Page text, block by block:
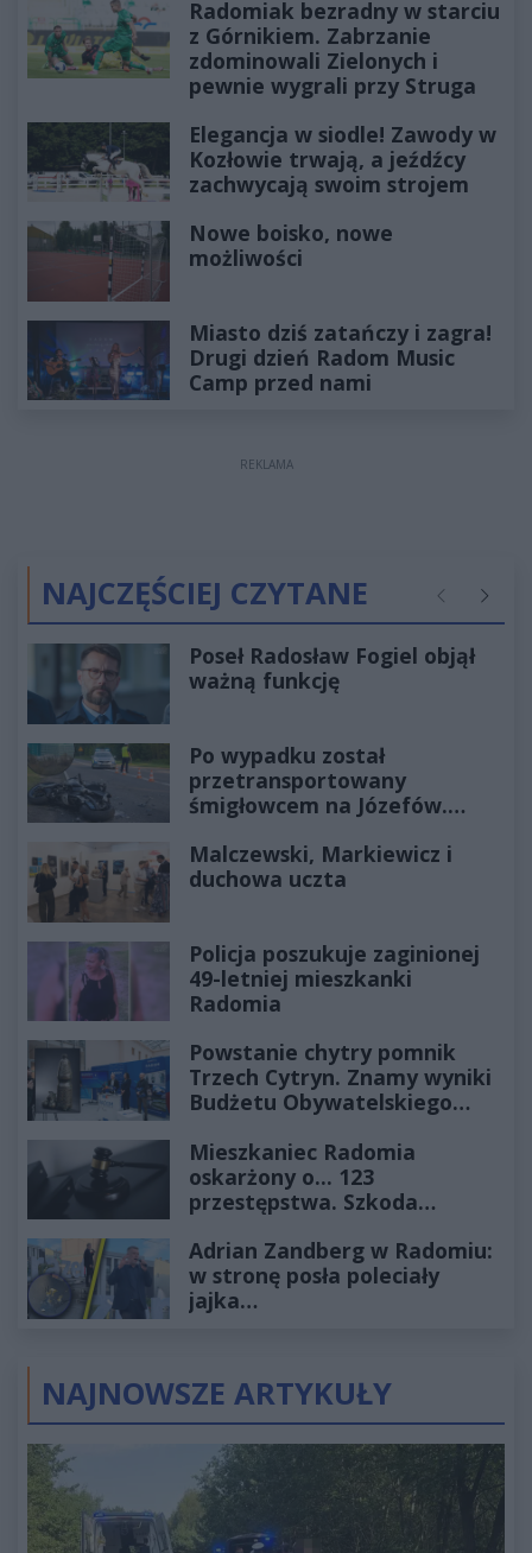
Radomiak bezradny w starciu
z Górnikiem. Zabrzanie
zdominowali Zielonych i
pewnie wygrali przy Struga
Elegancja w siodle! Zawody w
Kozłowie trwają, a jeźdźcy
zachwycają swoim strojem
Nowe boisko, nowe
możliwości
Miasto dziś zatańczy i zagra!
Drugi dzień Radom Music
Camp przed nami
REKLAMA
NAJCZĘŚCIEJ CZYTANE Poprzednie
Poseł Radosław Fogiel objął
ważną funkcję
Po wypadku został
przetransportowany
śmigłowcem na Józefów.
Malczewski, Markiewicz i
duchowa uczta
Policja poszukuje zaginionej
49-letniej mieszkanki
Radomia
Powstanie chytry pomnik
Trzech Cytryn. Znamy wyniki
Budżetu Obywatelskiego
Mieszkaniec Radomia
oskarżony o... 123
przestępstwa. Szkoda
złotych
Adrian Zandberg w Radomiu:
w stronę posła poleciały
jajka…
NAJNOWSZE ARTYKUŁY